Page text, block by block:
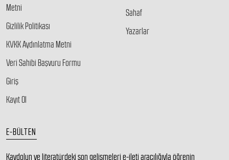
Metni
Gizlilik Politikası
KVKK Aydınlatma Metni
Veri Sahibi Başvuru Formu
Giriş
Kayıt Ol
Sahaf
Yazarlar
E-BÜLTEN
Kaydolun ve literatürdeki son gelişmeleri e-ileti aracılığıyla öğrenin